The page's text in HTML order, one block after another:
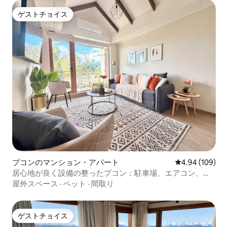
ゲストチョイス
ゲストチョイス
プコンのマンション・アパート レビュー109
4.94 (109)
居心地が良く設備の整ったプコン：駐車場、エアコン、眺
望
屋外スペース · ペット · 間取り
ゲストチョイス
ゲストチョイス